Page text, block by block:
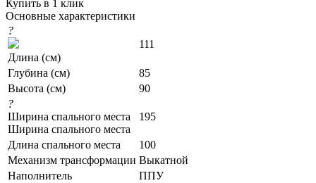
Купить в 1 клик
Основные характеристики
?
Длина (см)
111
Глубина (см)
85
Высота (см)
90
?
Ширина спального места
Ширина спального места
195
Длина спального места
100
Механизм трансформации Выкатной
Наполнитель
ППУ